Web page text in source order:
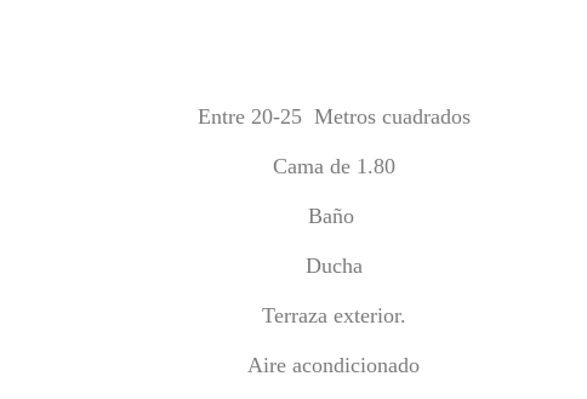
Entre 20-25 Metros cuadrados
Cama de 1.80
Baño
Ducha
Terraza exterior.
Aire acondicionado